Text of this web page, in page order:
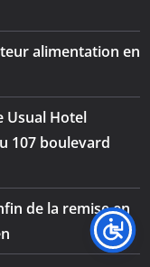
alimentation en
Usual Hotel
107 boulevard
de la remise en